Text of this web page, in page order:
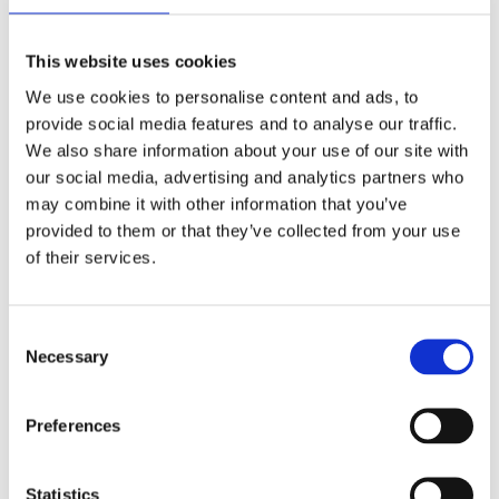
This website uses cookies
We use cookies to personalise content and ads, to
provide social media features and to analyse our traffic.
We also share information about your use of our site with
our social media, advertising and analytics partners who
may combine it with other information that you’ve
provided to them or that they’ve collected from your use
of their services.
Necessary
Preferences
Statistics
Kyoto - Lätta och
stilrena läsglasögon i
modern rund design
259kr
INFO
Kyoto - Lätta och
stilrena läsglasögon i
modern rund design
259kr
INFO